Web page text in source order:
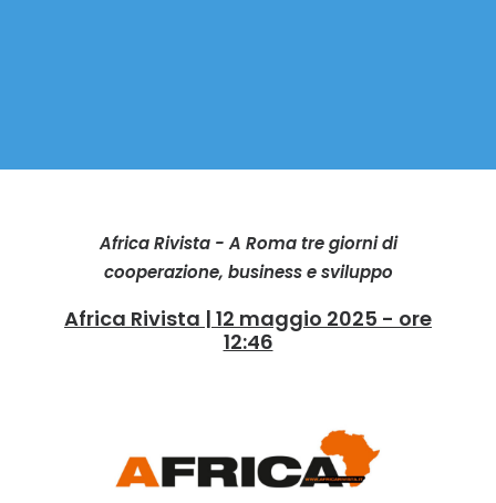
Africa Rivista - A Roma tre giorni di
cooperazione, business e sviluppo
Africa Rivista | 12 maggio 2025 - ore
12:46